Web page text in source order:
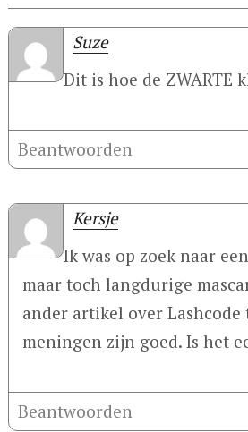
Suze
Dit is hoe de ZWARTE
Beantwoorden
Kersje
Ik was op zoek naar
maar toch langdurige
ander artikel over Lashcode
meningen zijn goed. Is het
Beantwoorden